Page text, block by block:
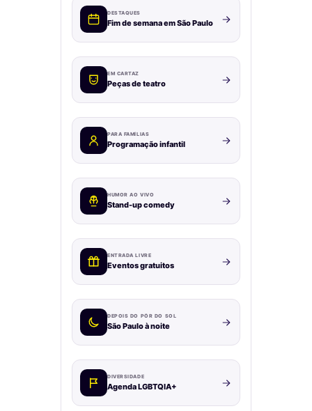
DESTAQUES
Fim de semana em São Paulo
EM CARTAZ
Peças de teatro
PARA FAMÍLIAS
Programação infantil
HUMOR AO VIVO
Stand-up comedy
ENTRADA LIVRE
Eventos gratuitos
DEPOIS DO PÔR DO SOL
São Paulo à noite
DIVERSIDADE
Agenda LGBTQIA+